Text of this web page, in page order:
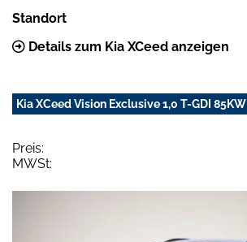
Standort
Details zum Kia XCeed anzeigen
Kia XCeed Vision Exclusive 1,0 T-GDI 85KW
Preis:
MWSt: